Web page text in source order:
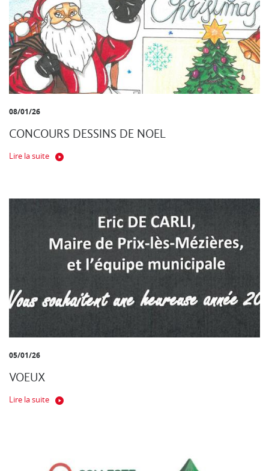
08/01/26
CONCOURS DESSINS DE NOEL
Lire la suite
05/01/26
VOEUX
Lire la suite